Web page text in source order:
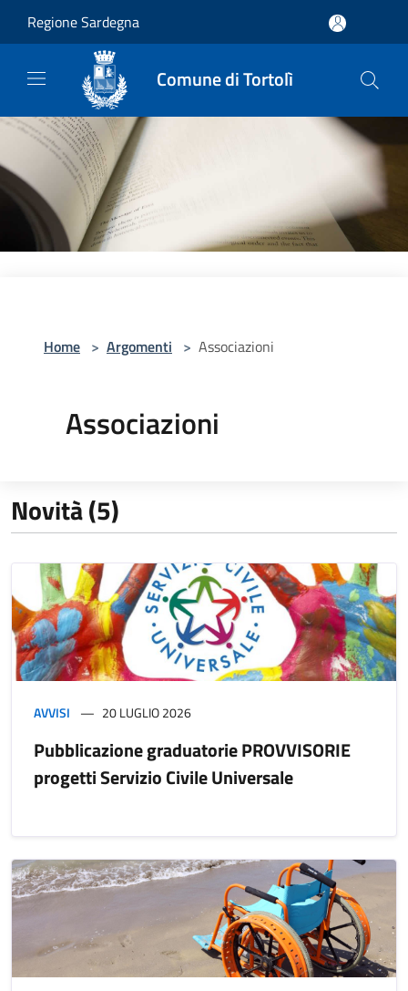
Regione Sardegna
Comune di Tortolì
Home > Argomenti > Associazioni
Associazioni
Novità (5)
AVVISI 20 LUGLIO 2026
Pubblicazione graduatorie PROVVISORIE
progetti Servizio Civile Universale